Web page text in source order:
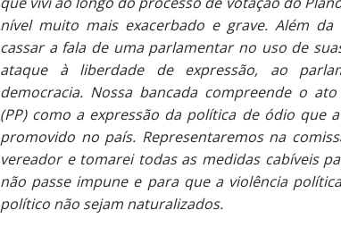
nível muito mais exacerbado e grave. Além da
cassar a fala de uma parlamentar no uso de
ataque à liberdade de expressão, ao
democracia. Nossa bancada compreende o
(PP) como a expressão da política de ódio que
promovido no país. Representaremos na
vereador e tomarei todas as medidas cabíveis
não passe impune e para que a violência
político não sejam naturalizados.